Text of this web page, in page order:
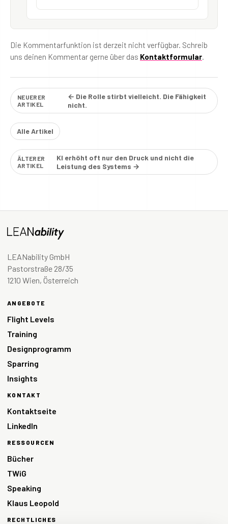
Die Kommentarfunktion ist derzeit nicht verfügbar. Schreib
uns deinen Kommentar gerne über das Kontaktformular.
NEUERER
ARTIKEL
← Die Rolle stirbt vielleicht. Die Fähigkeit
nicht.
Alle Artikel
ÄLTERER
ARTIKEL
KI erhöht oft nur den Druck und nicht die
Leistung des Systems →
LEANability GmbH
Pastorstraße 28/35
1210 Wien, Österreich
ANGEBOTE
Flight Levels
Training
Designprogramm
Sparring
Insights
KONTAKT
Kontaktseite
LinkedIn
RESSOURCEN
Bücher
TWiG
Speaking
Klaus Leopold
RECHTLICHES